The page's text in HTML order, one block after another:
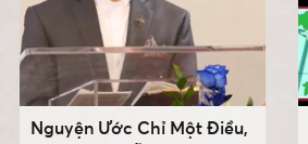
Nguyện Ước Chỉ Một Điều,